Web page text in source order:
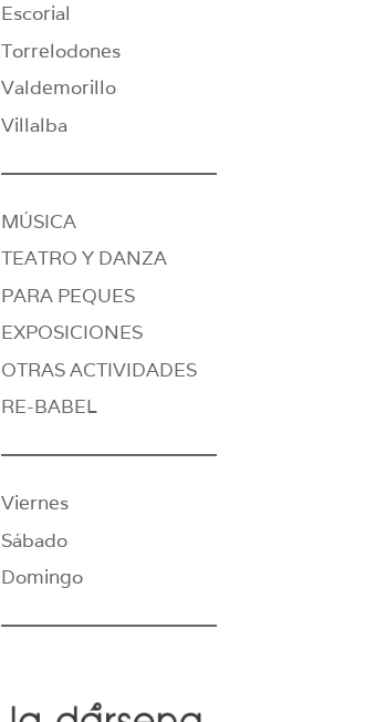
Escorial
Torrelodones
Valdemorillo
Villalba
MÚSICA
TEATRO Y DANZA
PARA PEQUES
EXPOSICIONES
OTRAS ACTIVIDADES
RE-BABEL
Viernes
Sábado
Domingo